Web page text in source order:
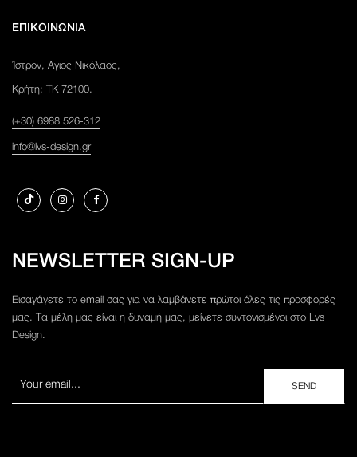
ΕΠΙΚΟΙΝΩΝΙΑ
Ίστρον, Αγιος Νικόλαος,
Κρήτη: ΤΚ 72100.
(+30) 6988 526-312
info@lvs-design.gr
NEWSLETTER SIGN-UP
Εισαγάγετε το email σας για να λαμβάνετε πρώτοι όλες τις προσφορές
μας. Τα μέλη μας είναι η δυναμή μας, μείνετε συντονισμένοι στο Lvs
Design.